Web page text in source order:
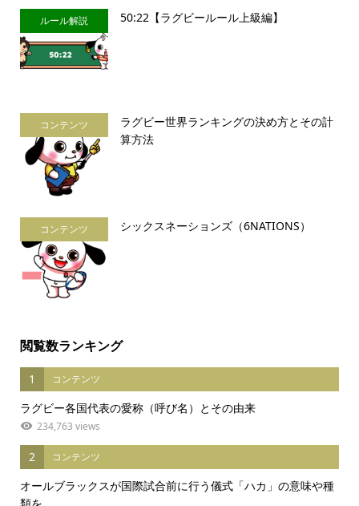
ルール解説 50:22【ラグビールール上級編】
コンテンツ
ラグビー世界ランキングの決め方とその計
算方法
コンテンツ シックスネーションズ（6NATIONS）
閲覧数ランキング
1 コンテンツ
ラグビー各国代表の愛称（呼び名）とその由来
234,763 views
2 コンテンツ
オールブラックスが国際試合前に行う儀式「ハカ」の意味や種